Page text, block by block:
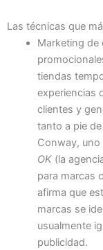
Las técnicas que
Marketing de
tiendas
experiencias
clientes y
tanto a pie
Conway,
OK(la
para marcas
afirma que
marcas se
usualmente
publicidad.